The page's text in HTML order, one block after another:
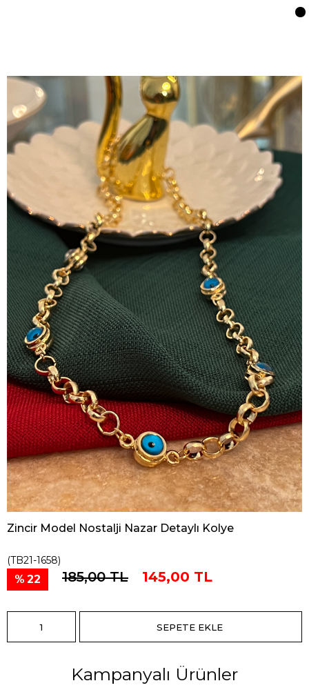
Zincir Model Nostalji Nazar Detaylı Kolye
(TB21-1658)
22 185,00 TL 145,00 TL
Kampanyalı Ürünler